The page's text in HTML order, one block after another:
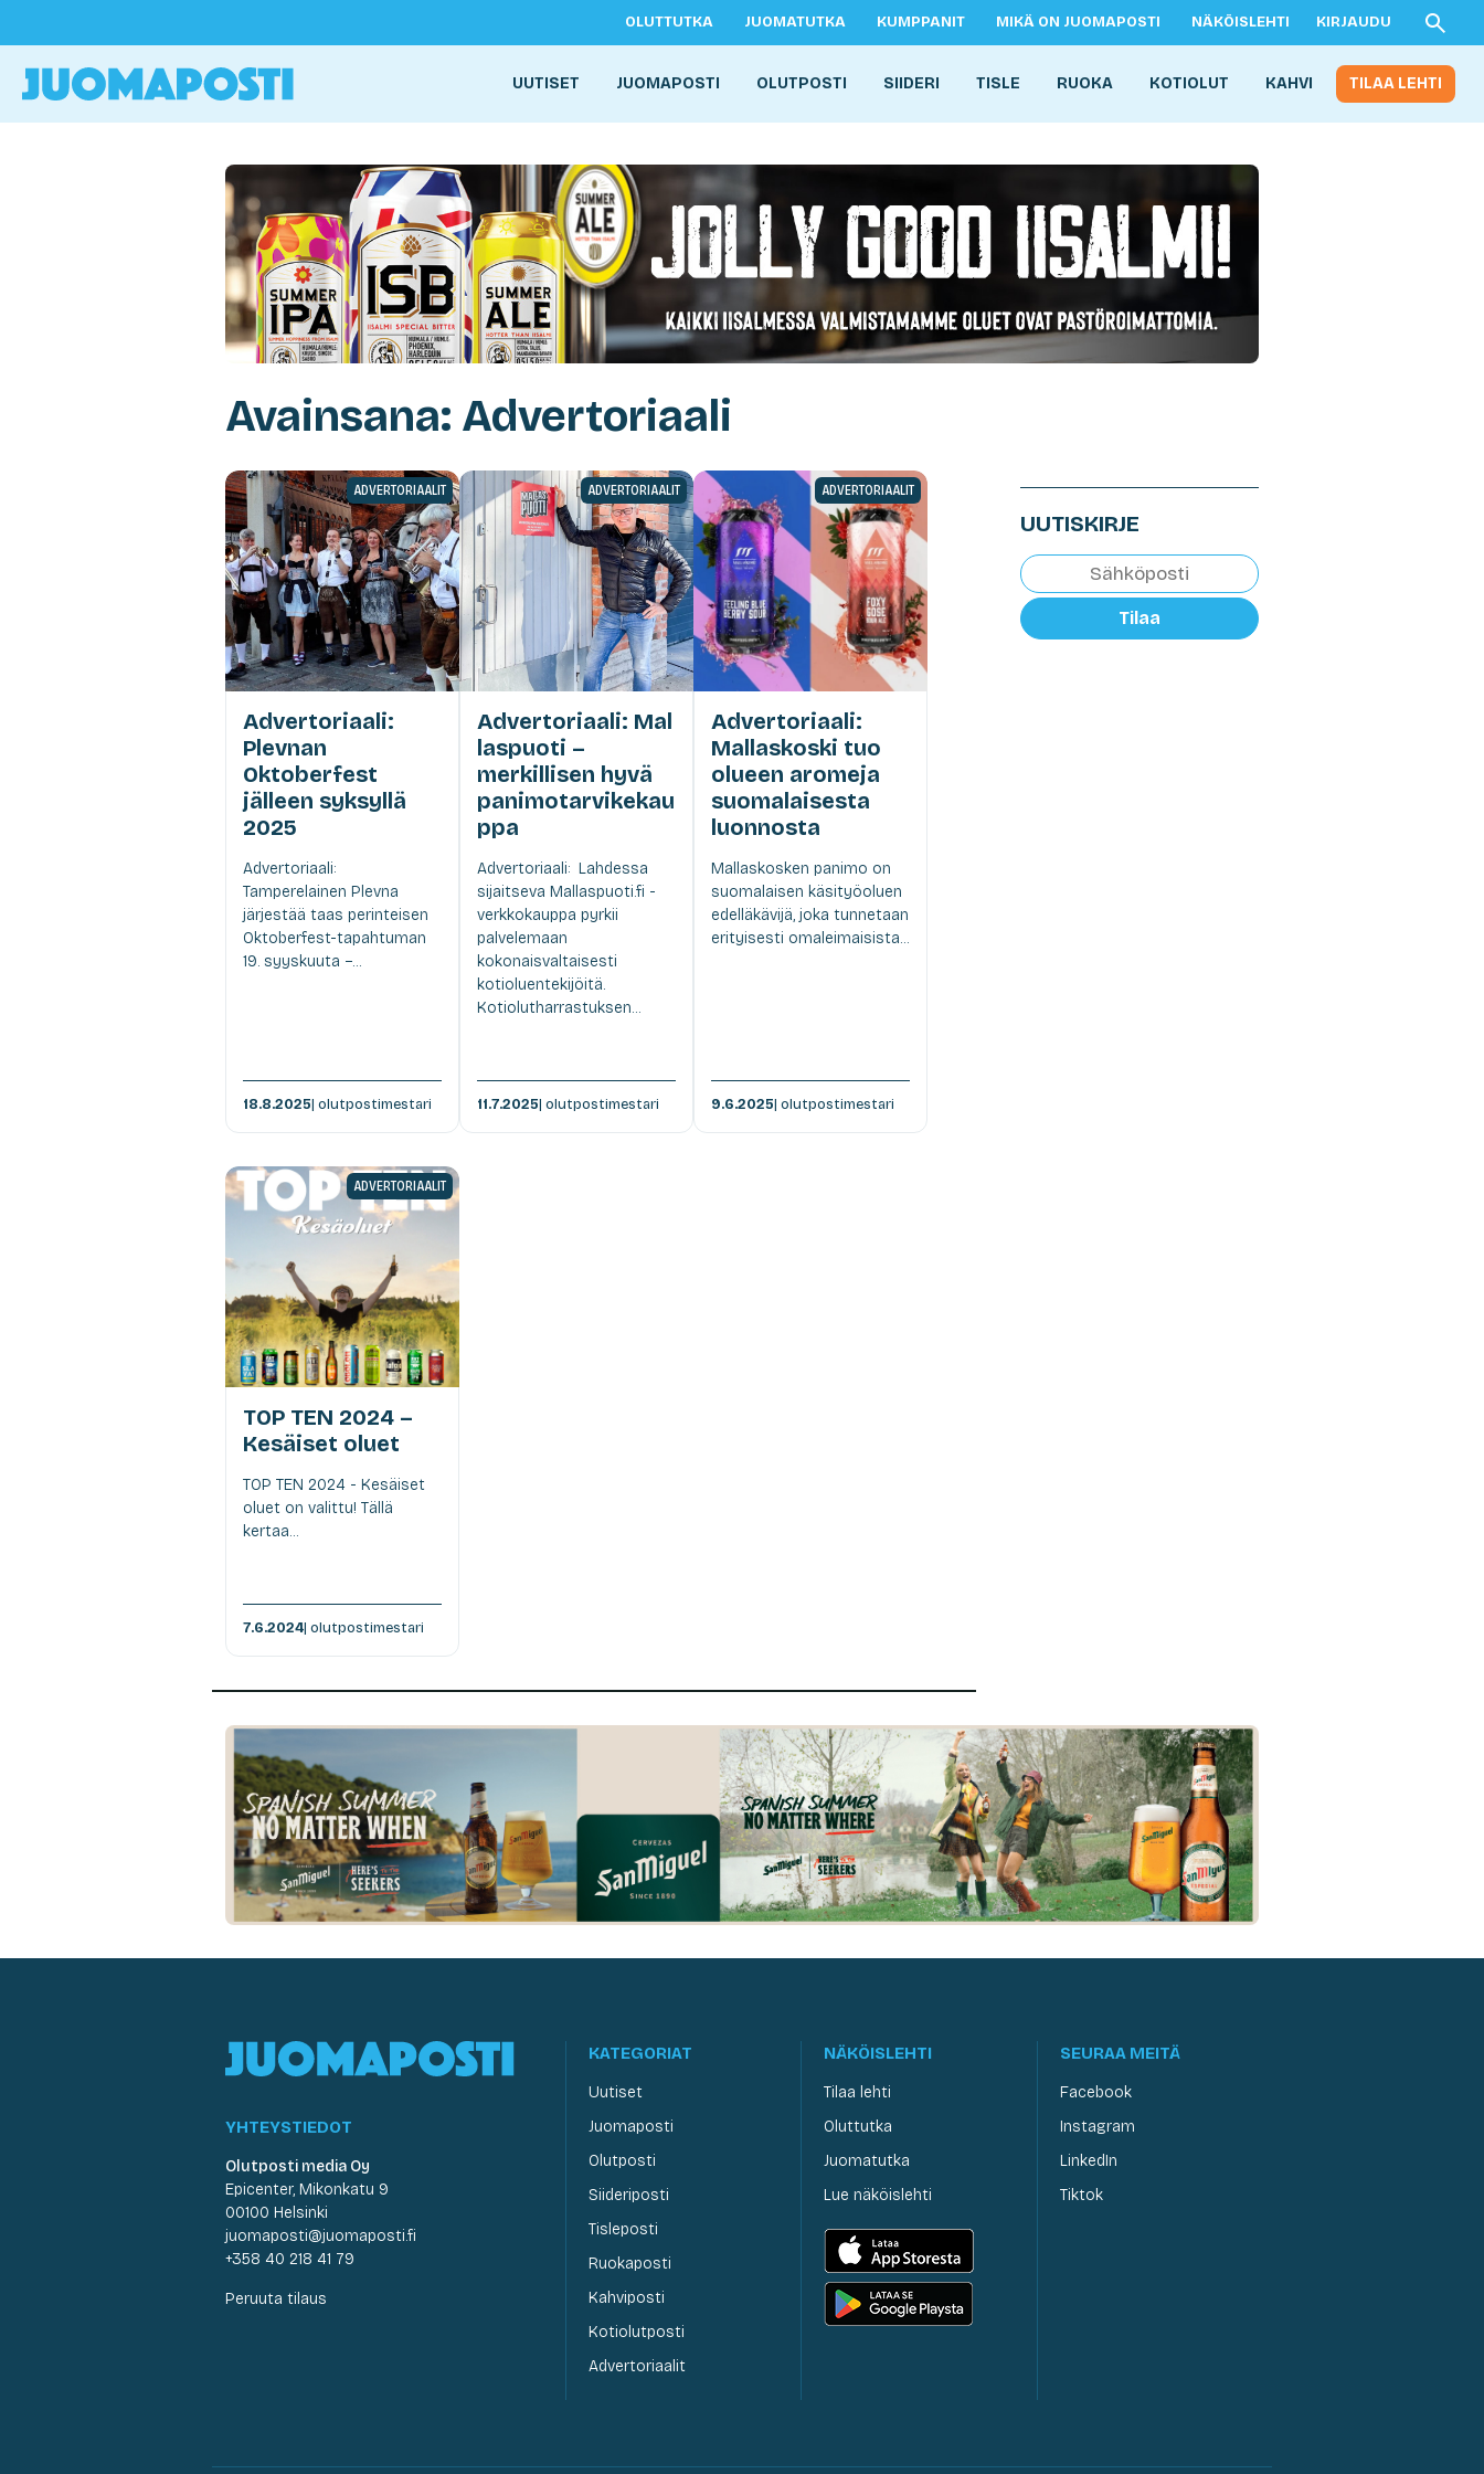
OLUTTUTKA JUOMATUTKA KUMPPANIT MIKÄ ON JUOMAPOSTI NÄKÖISLEHTI KIRJAUDU
UUTISET JUOMAPOSTI OLUTPOSTI SIIDERI TISLE RUOKA KOTIOLUT KAHVI TILAA LEHTI
Avainsana: Advertoriaali
ADVERTORIAALIT
Advertoriaali:
Plevnan
Oktoberfest
jälleen syksyllä
2025
Advertoriaali:
Tamperelainen Plevna
järjestää taas perinteisen
Oktoberfest-tapahtuman
19. syyskuuta –...
18.8.2025| olutpostimestari
ADVERTORIAALIT
Advertoriaali: Mal
laspuoti –
merkillisen hyvä
panimotarvikekau
ppa
Advertoriaali: Lahdessa
sijaitseva Mallaspuoti.fi -
verkkokauppa pyrkii
palvelemaan
kokonaisvaltaisesti
kotioluentekijöitä.
Kotiolutharrastuksen...
11.7.2025| olutpostimestari
ADVERTORIAALIT
Advertoriaali:
Mallaskoski tuo
olueen aromeja
suomalaisesta
luonnosta
Mallaskosken panimo on
suomalaisen käsityöoluen
edelläkävijä, joka tunnetaan
erityisesti omaleimaisista...
9.6.2025| olutpostimestari
ADVERTORIAALIT
TOP TEN 2024 –
Kesäiset oluet
TOP TEN 2024 - Kesäiset
oluet on valittu! Tällä
kertaa...
7.6.2024| olutpostimestari
UUTISKIRJE
Tilaa
YHTEYSTIEDOT
Olutposti media Oy
Epicenter, Mikonkatu 9
00100 Helsinki
juomaposti@juomaposti.fi
+358 40 218 41 79
Peruuta tilaus
KATEGORIAT
Uutiset
Juomaposti
Olutposti
Siideriposti
Tisleposti
Ruokaposti
Kahviposti
Kotiolutposti
Advertoriaalit
NÄKÖISLEHTI
Tilaa lehti
Oluttutka
Juomatutka
Lue näköislehti
SEURAA MEITÄ
Facebook
Instagram
LinkedIn
Tiktok